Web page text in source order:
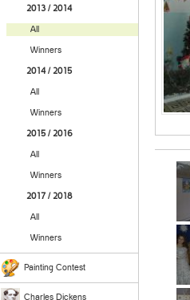
2013 / 2014
All
Winners
2014 / 2015
All
Winners
2015 / 2016
All
Winners
2017 / 2018
All
Winners
Painting Contest
Charles Dickens